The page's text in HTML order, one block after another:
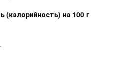
(калорийность) на 100 г